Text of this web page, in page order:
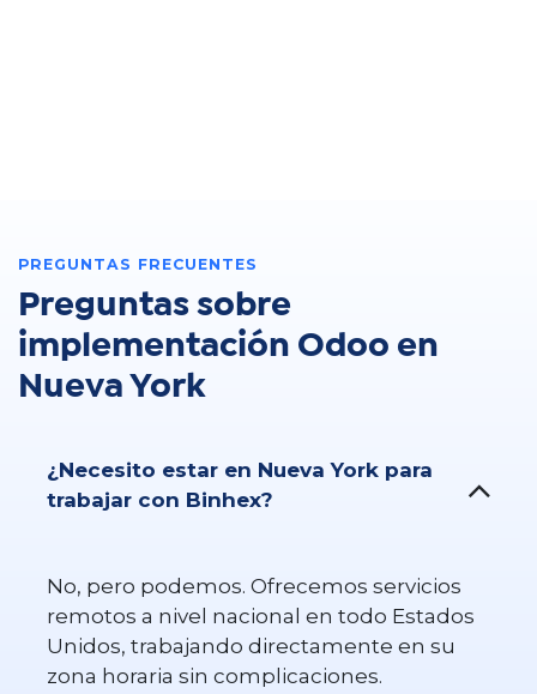
PREGUNTAS FRECUENTES
Preguntas sobre
implementación Odoo en
Nueva York
¿Necesito estar en Nueva York para
trabajar con Binhex?
No, pero podemos. Ofrecemos servicios
remotos a nivel nacional en todo Estados
Unidos, trabajando directamente en su
zona horaria sin complicaciones.